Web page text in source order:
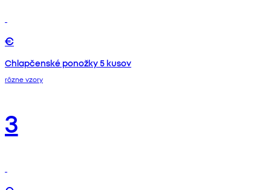
€
Chlapčenské ponožky 5 kusov
rôzne vzory
3